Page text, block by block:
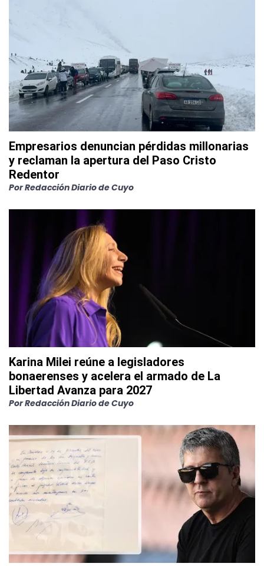
Empresarios denuncian pérdidas millonarias
y reclaman la apertura del Paso Cristo
Redentor
PorRedacción Diario de Cuyo
Karina Milei reúne a legisladores
bonaerenses y acelera el armado de La
Libertad Avanza para 2027
PorRedacción Diario de Cuyo